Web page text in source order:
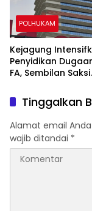
POLHUKAM
Kejagung
Penyidikan
FA, Sembilan Saksi
Ditelusuri
Tinggalkan
Alamat email
wajib ditandai *